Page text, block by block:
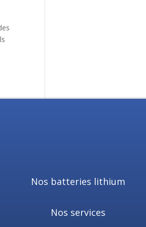
Nos batteries lithium
Nos services